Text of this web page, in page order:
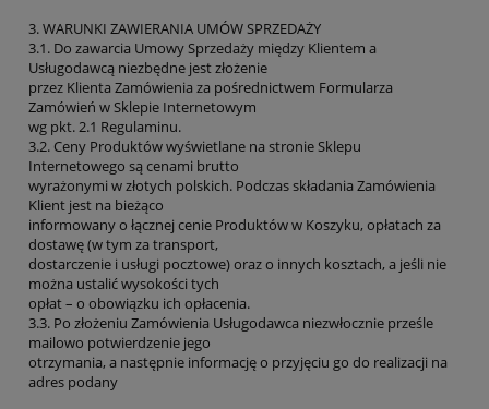
3. WARUNKI ZAWIERANIA UMÓW SPRZEDAŻY
3.1. Do zawarcia Umowy Sprzedaży między Klientem a
Usługodawcą niezbędne jest złożenie
przez Klienta Zamówienia za pośrednictwem Formularza
Zamówień w Sklepie Internetowym
wg pkt. 2.1 Regulaminu.
3.2. Ceny Produktów wyświetlane na stronie Sklepu
Internetowego są cenami brutto
wyrażonymi w złotych polskich. Podczas składania Zamówienia
Klient jest na bieżąco
informowany o łącznej cenie Produktów w Koszyku, opłatach za
dostawę (w tym za transport,
dostarczenie i usługi pocztowe) oraz o innych kosztach, a jeśli nie
można ustalić wysokości tych
opłat – o obowiązku ich opłacenia.
3.3. Po złożeniu Zamówienia Usługodawca niezwłocznie prześle
mailowo potwierdzenie jego
otrzymania, a następnie informację o przyjęciu go do realizacji na
adres podany